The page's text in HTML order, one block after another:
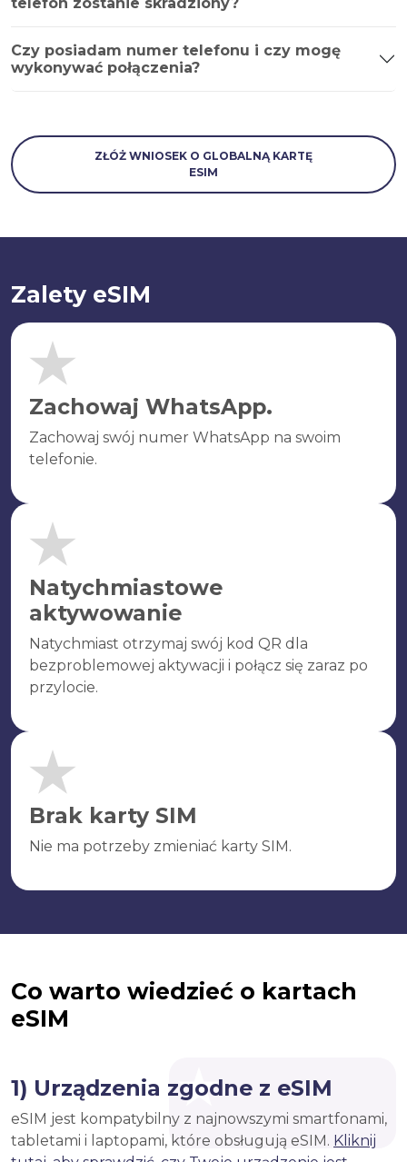
Czy posiadam numer telefonu i czy mogę
wykonywać połączenia?
ZŁÓŻ WNIOSEK O GLOBALNĄ KARTĘ
ESIM
Zalety eSIM
Zachowaj WhatsApp.
Zachowaj swój numer WhatsApp na swoim
telefonie.
Natychmiastowe
aktywowanie
Natychmiast otrzymaj swój kod QR dla
bezproblemowej aktywacji i połącz się zaraz po
przylocie.
Brak karty SIM
Nie ma potrzeby zmieniać karty SIM.
Co warto wiedzieć o kartach
eSIM
1) Urządzenia zgodne z eSIM
eSIM jest kompatybilny z najnowszymi smartfonami,
tabletami i laptopami, które obsługują eSIM. Kliknij